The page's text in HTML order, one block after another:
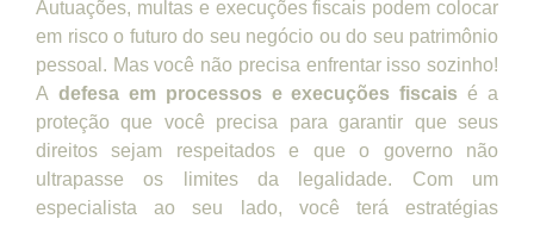
Autuações, multas e execuções fiscais podem colocar
em risco o futuro do seu negócio ou do seu patrimônio
pessoal. Mas você não precisa enfrentar isso sozinho!
A defesa em processos e execuções fiscais é a
proteção que você precisa para garantir que seus
direitos sejam respeitados e que o governo não
ultrapasse os limites da legalidade. Com um
especialista ao seu lado, você terá estratégias